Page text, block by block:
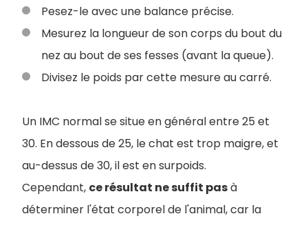
Pesez-le avec une balance précise.
Mesurez la longueur de son corps du bout du
nez au bout de ses fesses (avant la queue).
Divisez le poids par cette mesure au carré.
Un IMC normal se situe en général entre 25 et
30. En dessous de 25, le chat est trop maigre, et
au-dessus de 30, il est en surpoids.
Cependant, ce résultat ne suffit pasà
déterminer l'état corporel de l'animal, car la